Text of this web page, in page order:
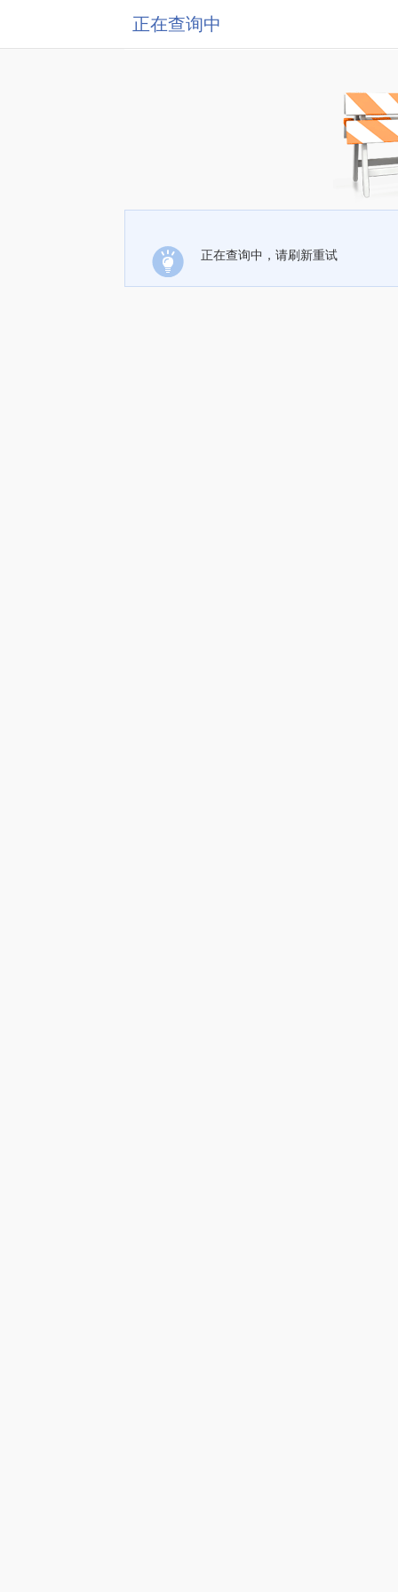
正在查询中
正在查询中，请刷新重试